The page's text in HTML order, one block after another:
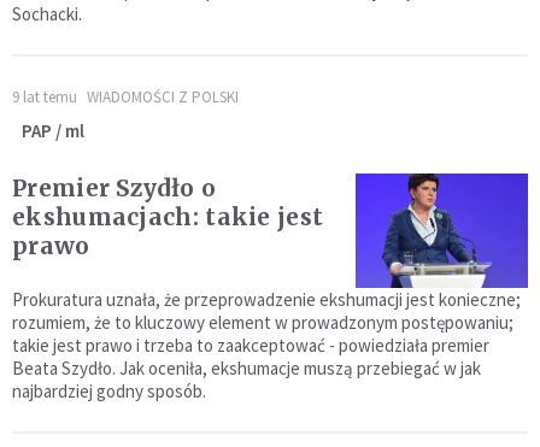
Sochacki.
9 lat temu WIADOMOŚCI Z POLSKI
PAP / ml
Premier Szydło o
ekshumacjach: takie jest
prawo
Prokuratura uznała, że przeprowadzenie ekshumacji jest konieczne;
rozumiem, że to kluczowy element w prowadzonym postępowaniu;
takie jest prawo i trzeba to zaakceptować - powiedziała premier
Beata Szydło. Jak oceniła, ekshumacje muszą przebiegać w jak
najbardziej godny sposób.